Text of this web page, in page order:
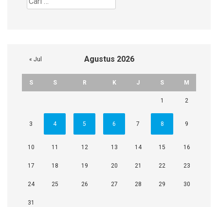
untuk:
Agustus 2026
S S R K J S M
1 2
3 4 5 6 7 8 9
10 11 12 13 14 15 16
17 18 19 20 21 22 23
24 25 26 27 28 29 30
31
« Jul